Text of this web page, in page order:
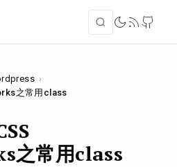
›
之常用class
之常用class